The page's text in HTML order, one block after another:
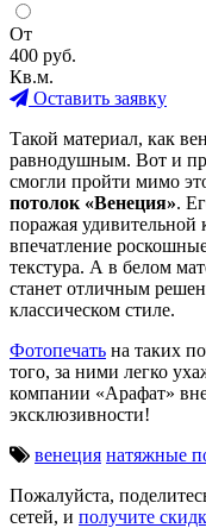
От
400 руб.
Кв.м.
Оставить заявку
Такой материал, как
равнодушным. Вот и
смогли пройти мимо
потолок «Венеция».
поражая удивительной
впечатление
текстура. А в белом
станет отличным
классическом стиле.
Фотопечать на таких
того, за ними легко
компании «Арафат»
эксклюзивности!
венеция натяжные
Пожалуйста,
сетей, и получите